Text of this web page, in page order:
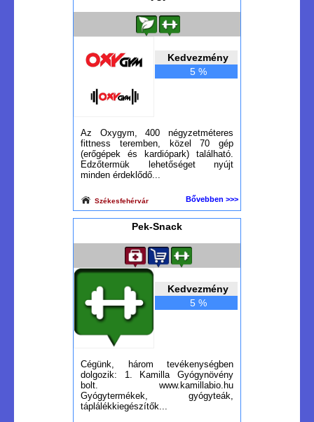
Kedvezmény
5 %
Az Oxygym, 400 négyzetméteres
fittness teremben, közel 70 gép
(erőgépek és kardiópark) található.
Edzőtermük lehetőséget nyújt
minden érdeklődő...
Székesfehérvár Bővebben >>>
Pek-Snack
Kedvezmény
5 %
Cégünk, három tevékenységben
dolgozik: 1. Kamilla Gyógynövény
bolt. www.kamillabio.hu
Gyógytermékek, gyógyteák,
táplálékkiegészítők...